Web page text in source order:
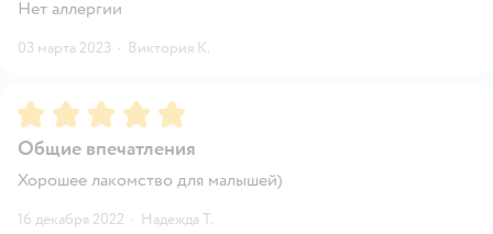
Нет аллергии
03 марта 2023 · Виктория К.
Рейтинг:5
Общие впечатления
Хорошее лакомство для малышей)
16 декабря 2022 · Надежда Т.